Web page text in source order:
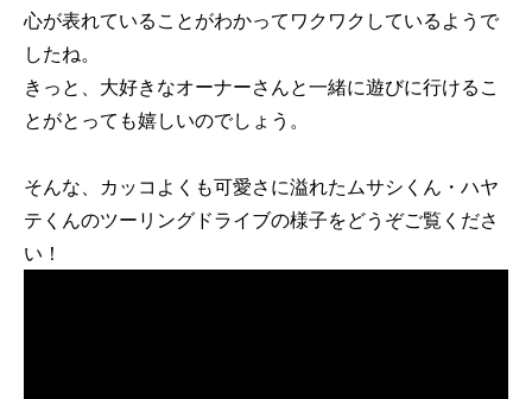
心が表れていることがわかってワクワクしているようで
したね。
きっと、大好きなオーナーさんと一緒に遊びに行けるこ
とがとっても嬉しいのでしょう。
そんな、カッコよくも可愛さに溢れたムサシくん・ハヤ
テくんのツーリングドライブの様子をどうぞご覧くださ
い！